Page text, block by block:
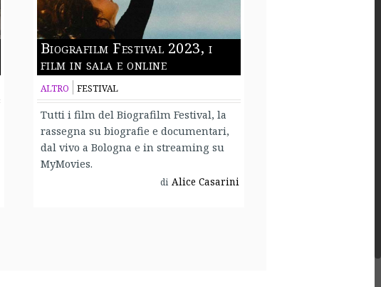
Biografilm Festival 2023, i
film in sala e online
ALTRO FESTIVAL
Tutti i film del Biografilm Festival, la
rassegna su biografie e documentari,
dal vivo a Bologna e in streaming su
MyMovies.
di Alice Casarini